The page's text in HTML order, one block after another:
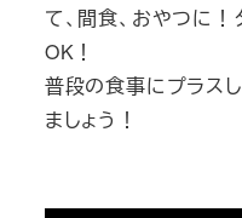
て、間食、おやつに
OK！
普段の食事にプラス
ましょう！